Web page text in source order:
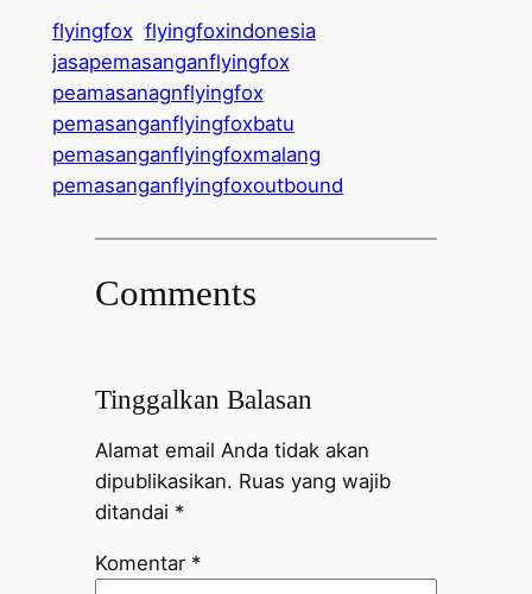
flyingfox flyingfoxindonesia
jasapemasanganflyingfox
peamasanagnflyingfox
pemasanganflyingfoxbatu
pemasanganflyingfoxmalang
pemasanganflyingfoxoutbound
Comments
Tinggalkan Balasan
Alamat email Anda tidak akan
dipublikasikan. Ruas yang wajib
ditandai *
Komentar *